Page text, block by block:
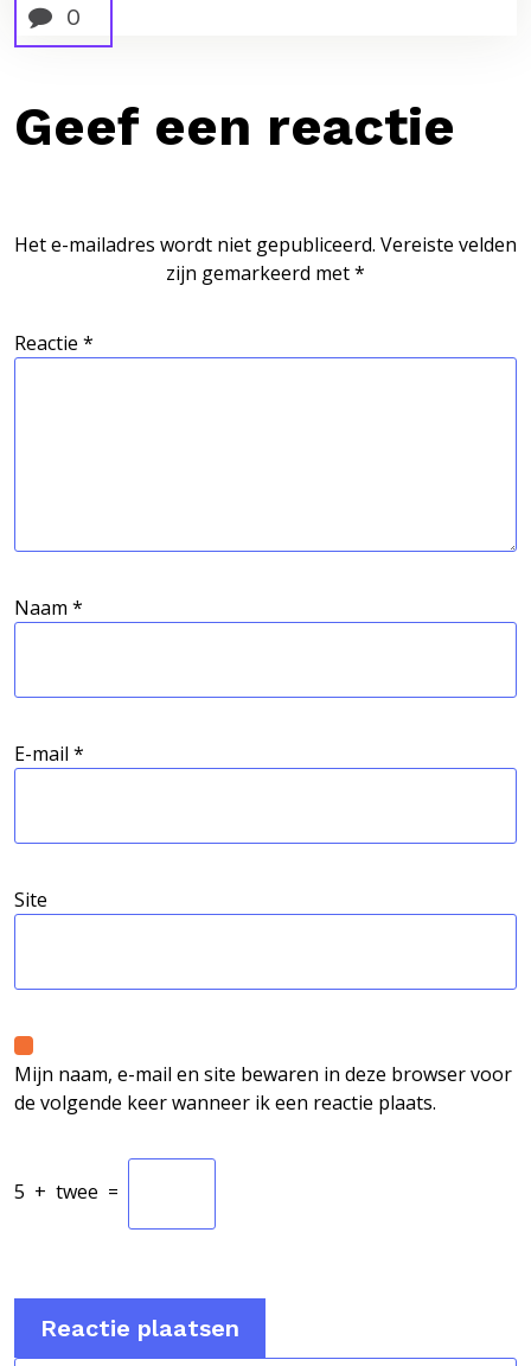
0
Geef een reactie
Het e-mailadres wordt niet gepubliceerd. Vereiste velden
zijn gemarkeerd met*
Reactie *
Naam *
E-mail *
Site
Mijn naam, e-mail en site bewaren in deze browser voor
de volgende keer wanneer ik een reactie plaats.
5 + twee =